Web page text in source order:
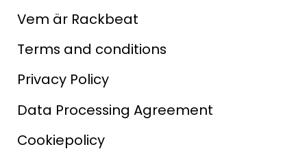
Vem är Rackbeat
Terms and conditions
Privacy Policy
Data Processing Agreement
Cookiepolicy